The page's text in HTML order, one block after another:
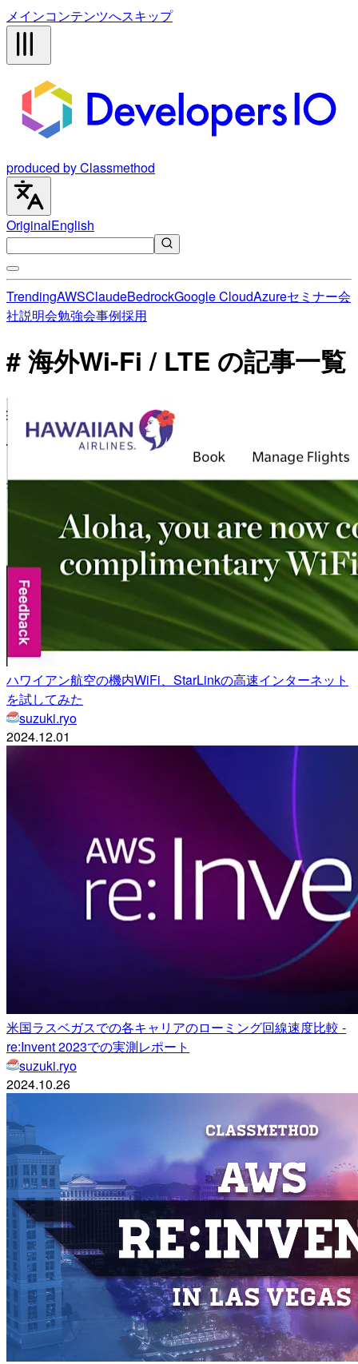
メインコンテンツへスキップ
produced by Classmethod
OriginalEnglish
TrendingAWSClaudeBedrockGoogle CloudAzureセミナー会
社説明会勉強会事例採用
# 海外Wi-Fi / LTE の記事一覧
ハワイアン航空の機内WiFi、StarLinkの高速インターネット
を試してみた
suzuki.ryo
2024.12.01
米国ラスベガスでの各キャリアのローミング回線速度比較 -
re:Invent 2023での実測レポート
suzuki.ryo
2024.10.26